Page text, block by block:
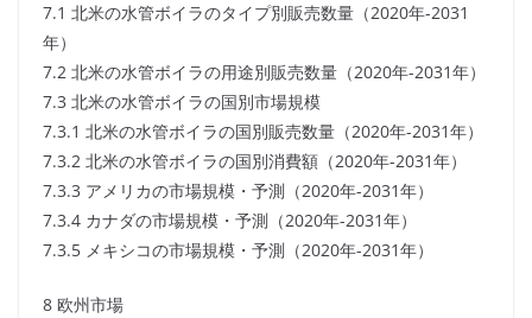
7.1 北米の水管ボイラのタイプ別販売数量（2020年-2031
年）
7.2 北米の水管ボイラの用途別販売数量（2020年-2031年）
7.3 北米の水管ボイラの国別市場規模
7.3.1 北米の水管ボイラの国別販売数量（2020年-2031年）
7.3.2 北米の水管ボイラの国別消費額（2020年-2031年）
7.3.3 アメリカの市場規模・予測（2020年-2031年）
7.3.4 カナダの市場規模・予測（2020年-2031年）
7.3.5 メキシコの市場規模・予測（2020年-2031年）
8 欧州市場